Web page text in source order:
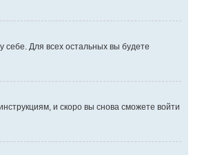
себе. Для всех остальных вы будете
и скоро вы снова сможете войти